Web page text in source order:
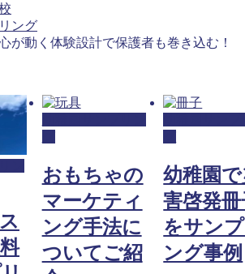
ング
が動く体験設計で保護者も巻き込む！
おもちゃの
マーケティ
ング手法に
ついてご紹
幼稚園
害啓発
をサン
ング事例